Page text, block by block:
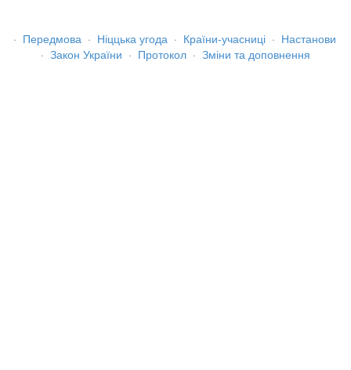
· Передмова · Ніццька угода · Країни-учасниці · Настанови
· Закон України · Протокол · Зміни та доповнення